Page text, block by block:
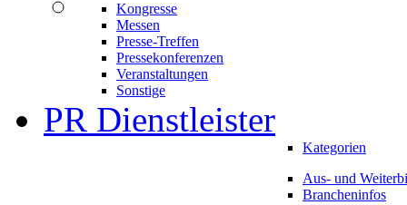
Kongresse
Messen
Presse-Treffen
Pressekonferenzen
Veranstaltungen
Sonstige
PR Dienstleister
Kategorien
Aus- und
Brancheninfos